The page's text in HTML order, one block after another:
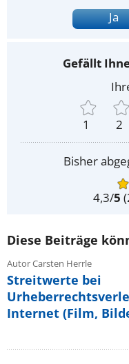
Ja
Gefällt
1 2
Bisher
4,3/5 (
Diese Beiträge
Autor Carsten Herrle
Streitwerte bei
Internet (Film,